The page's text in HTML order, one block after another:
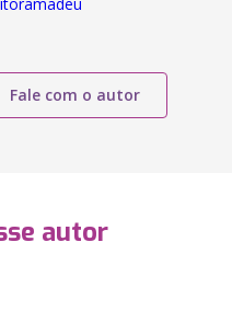
Fale com o autor
autor